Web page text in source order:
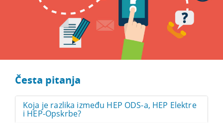
Česta pitanja
Koja je razlika između HEP ODS-a, HEP Elektre
i HEP-Opskrbe?